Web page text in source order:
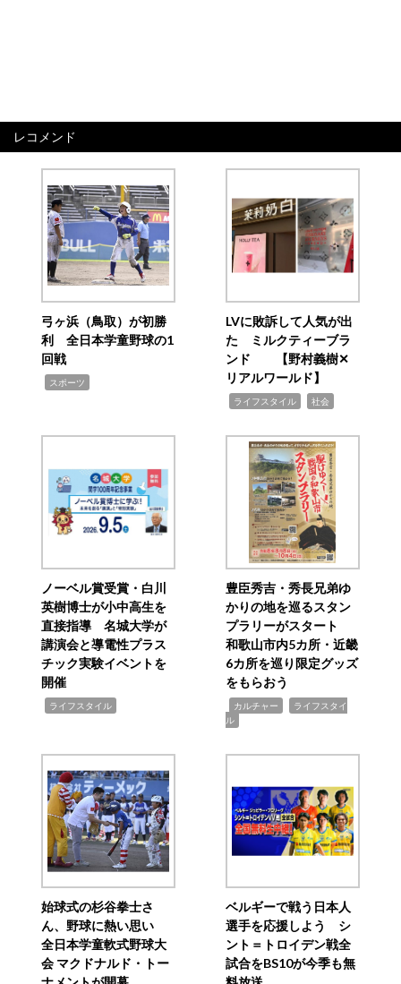
レコメンド
弓ヶ浜（鳥取）が初勝
利 全日本学童野球の1
回戦
スポーツ
LVに敗訴して人気が出
た ミルクティーブラ
ンド 【野村義樹✕
リアルワールド】
ライフスタイル 社会
ノーベル賞受賞・白川
英樹博士が小中高生を
直接指導 名城大学が
講演会と導電性プラス
チック実験イベントを
開催
ライフスタイル
豊臣秀吉・秀長兄弟ゆ
かりの地を巡るスタン
プラリーがスタート
和歌山市内5カ所・近畿
6カ所を巡り限定グッズ
をもらおう
カルチャー
ライフスタイ
ル
始球式の杉谷拳士さ
ん、野球に熱い思い
全日本学童軟式野球大
会 マクドナルド・トー
ベルギーで戦う日本人
選手を応援しよう シ
ント＝トロイデン戦全
試合をBS10が今季も無